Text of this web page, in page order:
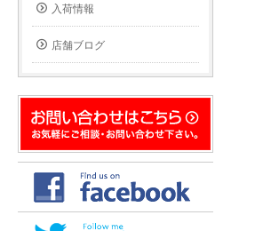
し
ウ
ィ
ン
ド
開
ま
す)
で
開
き
ま
す)
入荷情報
店舗ブログ